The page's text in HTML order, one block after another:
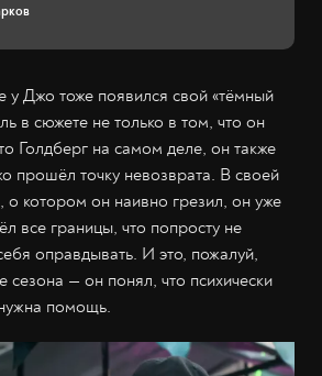
у Джо тоже появился свой «тёмный
в сюжете не только в том, что он
Голдберг на самом деле, он также
прошёл точку невозврата. В своей
о котором он наивно грезил, он уже
все границы, что попросту не
оправдывать. И это, пожалуй,
сезона — он понял, что психически
помощь.